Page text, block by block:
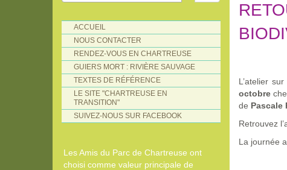
L’atelier
octobre
de Pascale
Retrouvez
La journée
ACCUEIL
NOUS CONTACTER
RENDEZ-VOUS EN CHARTREUSE
GUIERS MORT : RIVIÈRE SAUVAGE
TEXTES DE RÉFÉRENCE
LE SITE "CHARTREUSE EN
TRANSITION"
SUIVEZ-NOUS SUR FACEBOOK
Les Amis du Parc de Chartreuse ont
choisi comme valeur principale de